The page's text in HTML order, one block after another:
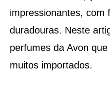
impressionantes, com
duradouras. Neste
perfumes da Avon
muitos importados.